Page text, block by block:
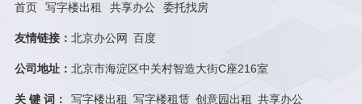
首页 写字楼出租 共享办公 委托找房
友情链接： 北京办公网 百度
公司地址： 北京市海淀区中关村智造大街C座216室
关 键 词： 写字楼出租 写字楼租赁 创意园出租 共享办公